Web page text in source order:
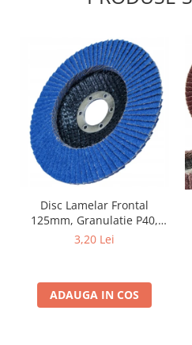
Disc Lamelar Frontal
125mm, Granulatie P40,
Abraziv Premium din
13300 RPM, pentru Slefuire
Otel, Inox, Lemn si Metal,
3,20 Lei
ADAUGA IN COS